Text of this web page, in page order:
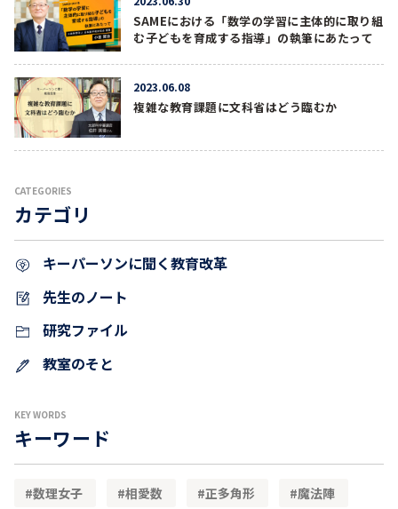
SAMEにおける「数学の学習に主体的に取り組
む子どもを育成する指導」の執筆にあたって
2023.06.08
複雑な教育課題に文科省はどう臨むか
CATEGORIES
カテゴリ
キーパーソンに聞く教育改革
先生のノート
研究ファイル
教室のそと
KEY WORDS
キーワード
数理女子 相愛数 正多角形
魔法陣